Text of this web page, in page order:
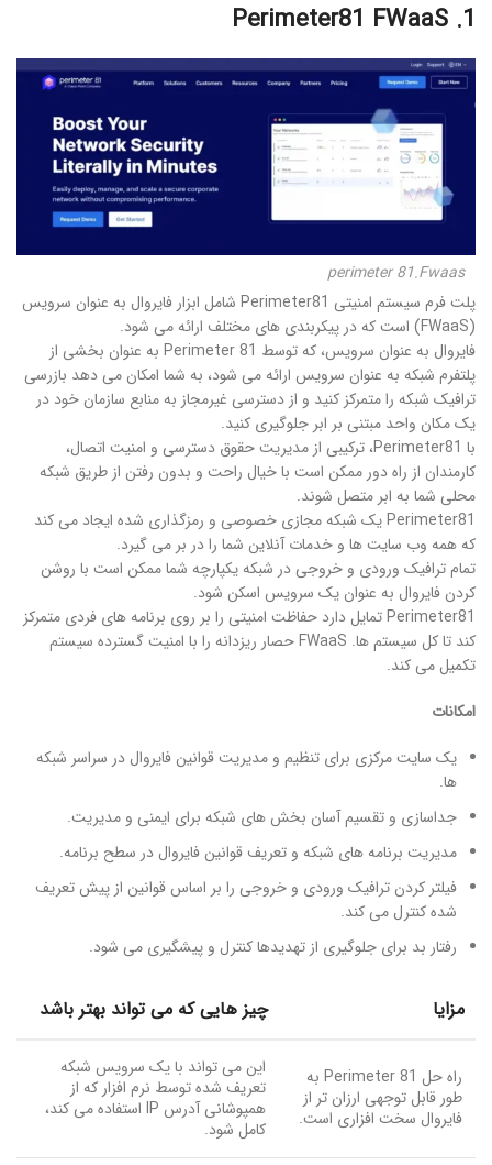
1. Perimeter81 FWaaS
perimeter 81.Fwaas
پلت فرم سیستم امنیتی Perimeter81 شامل ابزار فایروال به عنوان سرویس
(FWaaS) است که در پیکربندی های مختلف ارائه می شود.
فایروال به عنوان سرویس، که توسط Perimeter 81 به عنوان بخشی از
پلتفرم شبکه به عنوان سرویس ارائه می شود، به شما امکان می دهد بازرسی
ترافیک شبکه را متمرکز کنید و از دسترسی غیرمجاز به منابع سازمان خود در
یک مکان واحد مبتنی بر ابر جلوگیری کنید.
با Perimeter81، ترکیبی از مدیریت حقوق دسترسی و امنیت اتصال،
کارمندان از راه دور ممکن است با خیال راحت و بدون رفتن از طریق شبکه
محلی شما به ابر متصل شوند.
Perimeter81 یک شبکه مجازی خصوصی و رمزگذاری شده ایجاد می کند
که همه وب سایت ها و خدمات آنلاین شما را در بر می گیرد.
تمام ترافیک ورودی و خروجی در شبکه یکپارچه شما ممکن است با روشن
کردن فایروال به عنوان یک سرویس اسکن شود.
Perimeter81 تمایل دارد حفاظت امنیتی را بر روی برنامه های فردی متمرکز
کند تا کل سیستم ها. FWaaS حصار ریزدانه را با امنیت گسترده سیستم
تکمیل می کند.
امکانات
یک سایت مرکزی برای تنظیم و مدیریت قوانین فایروال در سراسر شبکه
ها.
جداسازی و تقسیم آسان بخش های شبکه برای ایمنی و مدیریت.
مدیریت برنامه های شبکه و تعریف قوانین فایروال در سطح برنامه.
فیلتر کردن ترافیک ورودی و خروجی را بر اساس قوانین از پیش تعریف
شده کنترل می کند.
رفتار بد برای جلوگیری از تهدیدها کنترل و پیشگیری می شود.
مزایا چیز هایی که می تواند بهتر باشد
راه حل Perimeter 81 به
طور قابل توجهی ارزان تر از
فایروال سخت افزاری است.
این می تواند با یک سرویس شبکه
تعریف شده توسط نرم افزار که از
همپوشانی آدرس IP استفاده می کند،
کامل شود.